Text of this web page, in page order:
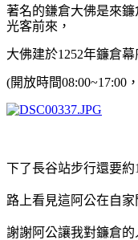
著名的鎌倉大佛是來
光客前來，
大佛建於1252年鐮倉
(開放時間08:00~17:00
下了長谷站步行還要約
路上看見這阿公在自
謝謝阿公讓我對鐮倉